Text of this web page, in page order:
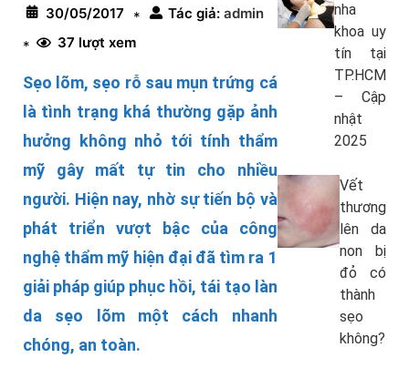
30/05/2017 * Tác giả: admin
*
37 lượt xem
Sẹo lõm, sẹo rỗ sau mụn trứng cá
là tình trạng khá thường gặp ảnh
hưởng không nhỏ tới tính thẩm
mỹ gây mất tự tin cho nhiều
người. Hiện nay, nhờ sự tiến bộ và
phát triển vượt bậc của công
nghệ thẩm mỹ hiện đại đã tìm ra 1
giải pháp giúp phục hồi, tái tạo làn
da sẹo lõm một cách nhanh
chóng, an toàn.
nha
khoa uy
tín tại
TP.HCM
– Cập
nhật
2025
Vết
thương
lên da
non bị
đỏ có
thành
sẹo
không?